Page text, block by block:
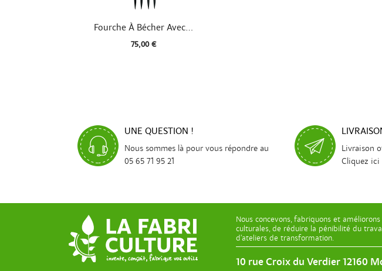
Aperçu rapide
Fourche À Bécher Avec...
75,00 €
UNE QUESTION !
Nous sommes là pour vous répondre au
05 65 71 95 21
Livraison
Cliquez
Nous concevons, fabriquons et
culturales, de réduire la pénibilité du
d’ateliers de transformation.
10 rue Croix du Verdier 12160